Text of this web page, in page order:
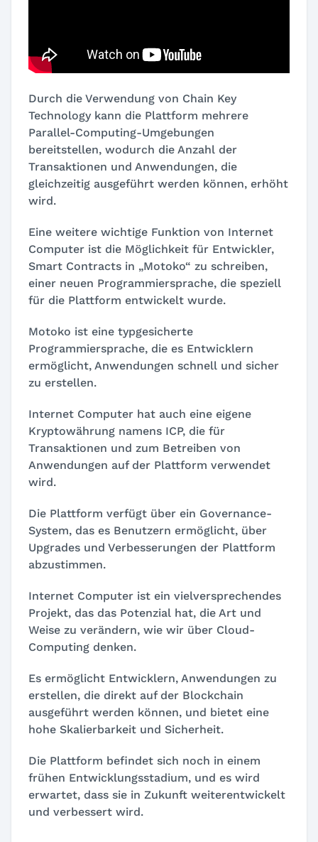
Durch die Verwendung von Chain Key
Technology kann die Plattform mehrere
Parallel-Computing-Umgebungen
bereitstellen, wodurch die Anzahl der
Transaktionen und Anwendungen, die
gleichzeitig ausgeführt werden können, erhöht
wird.
Eine weitere wichtige Funktion von Internet
Computer ist die Möglichkeit für Entwickler,
Smart Contracts in „Motoko“ zu schreiben,
einer neuen Programmiersprache, die speziell
für die Plattform entwickelt wurde.
Motoko ist eine typgesicherte
Programmiersprache, die es Entwicklern
ermöglicht, Anwendungen schnell und sicher
zu erstellen.
Internet Computer hat auch eine eigene
Kryptowährung namens ICP, die für
Transaktionen und zum Betreiben von
Anwendungen auf der Plattform verwendet
wird.
Die Plattform verfügt über ein Governance-
System, das es Benutzern ermöglicht, über
Upgrades und Verbesserungen der Plattform
abzustimmen.
Internet Computer ist ein vielversprechendes
Projekt, das das Potenzial hat, die Art und
Weise zu verändern, wie wir über Cloud-
Computing denken.
Es ermöglicht Entwicklern, Anwendungen zu
erstellen, die direkt auf der Blockchain
ausgeführt werden können, und bietet eine
hohe Skalierbarkeit und Sicherheit.
Die Plattform befindet sich noch in einem
frühen Entwicklungsstadium, und es wird
erwartet, dass sie in Zukunft weiterentwickelt
und verbessert wird.